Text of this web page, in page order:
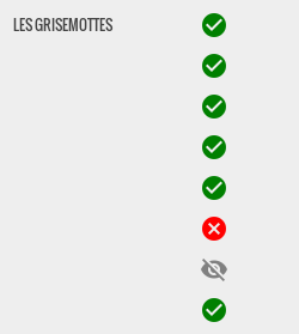
LES GRISEMOTTES check_circle
check_circle
check_circle
check_circle
check_circle
cancel
visibility_off
check_circle